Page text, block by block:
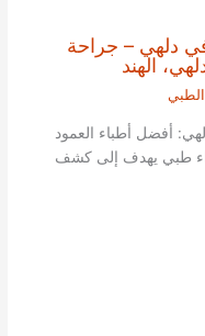
دلهي – جراحة
الهند
أفضل أطباء العمود
طبي يهدف إلى كشف